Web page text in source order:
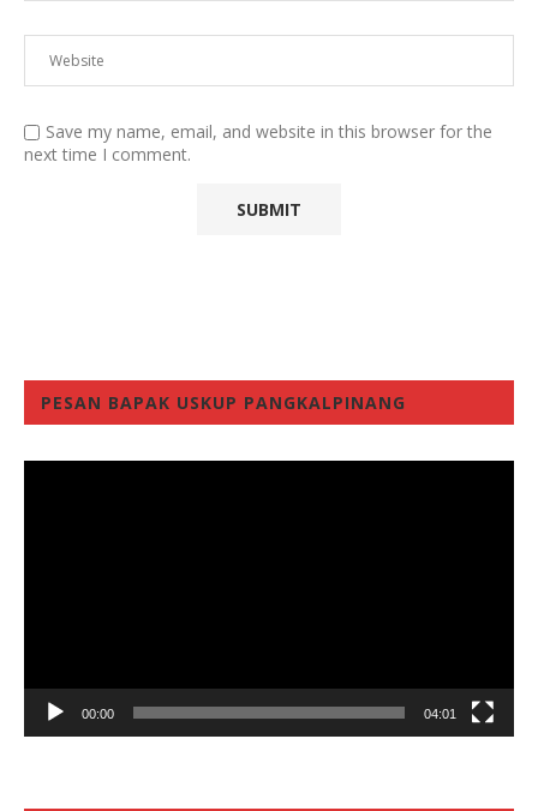
Save my name, email, and website in this browser for the
next time I comment.
PESAN BAPAK USKUP PANGKALPINANG
00:00 04:01